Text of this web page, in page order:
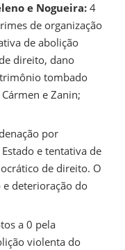
e Nogueira: 4
de organização
de abolição
direito, dano
tombado
e Zanin;
por
e tentativa de
de direito. O
deterioração do
a 0 pela
violenta do